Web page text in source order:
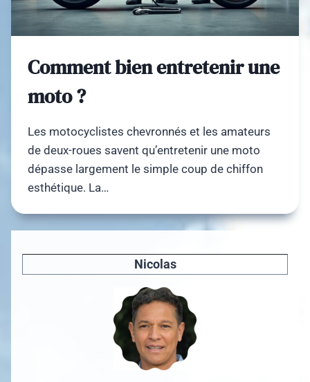
Comment bien entretenir une
moto ?
Les motocyclistes chevronnés et les amateurs
de deux-roues savent qu’entretenir une moto
dépasse largement le simple coup de chiffon
esthétique. La…
Nicolas